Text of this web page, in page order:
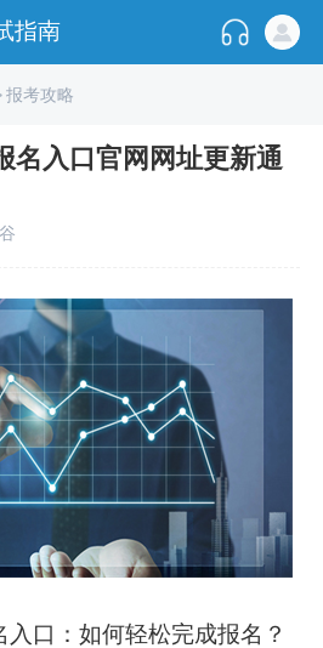
指南
报考攻略
名入口官网网址更新通
入口：如何轻松完成报名？